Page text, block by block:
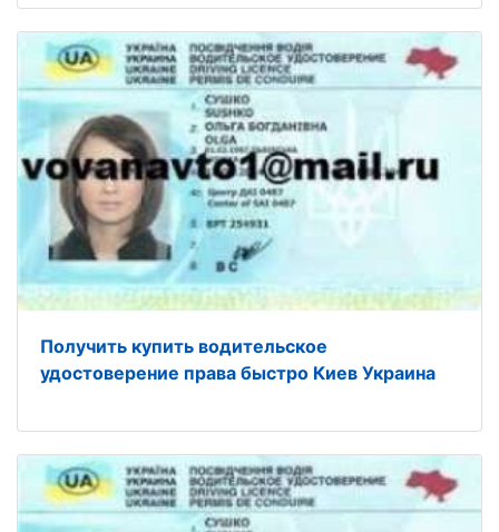
Получить купить водительское
удостоверение права быстро Киев Украина